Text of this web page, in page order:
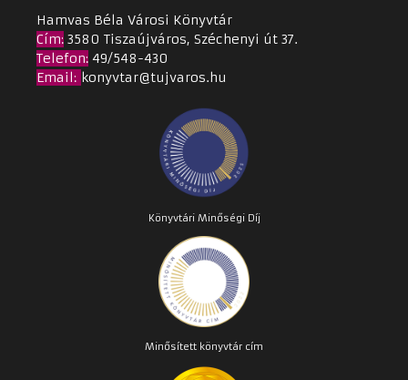
Hamvas Béla Városi Könyvtár
Cím: 3580 Tiszaújváros, Széchenyi út 37.
Telefon: 49/548-430
Email: konyvtar@tujvaros.hu
Könyvtári Minőségi Díj
Minősített könyvtár cím